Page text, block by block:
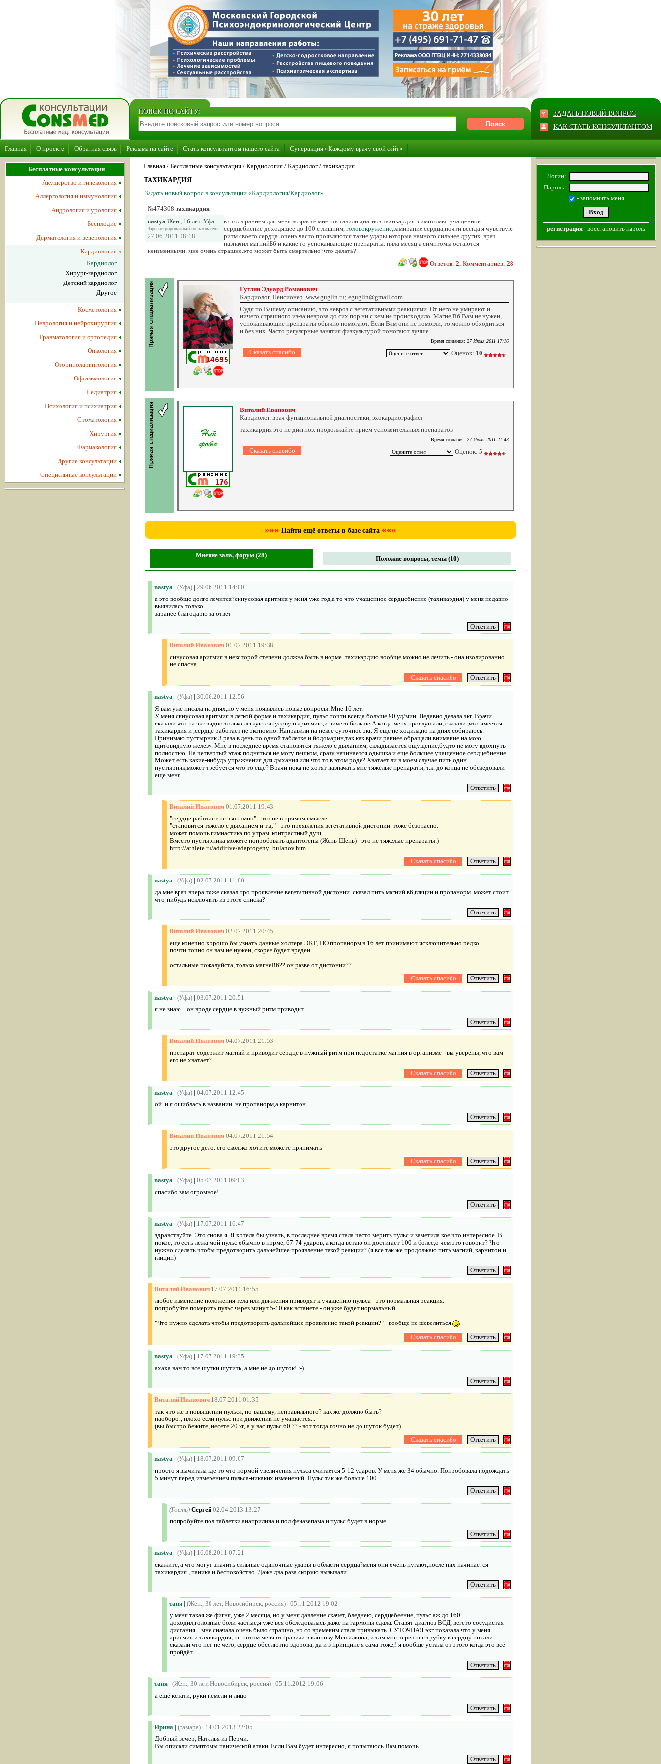
ПОИСК ПО САЙТУ:
ЗАДАТЬ НОВЫЙ ВОПРОС
КАК СТАТЬ КОНСУЛЬТАНТОМ
Главная О проекте Обратная связь Реклама на сайте Стать консультантом нашего сайта Суперакция «Каждому врачу свой сайт»
Главная / Бесплатные консультации / Кардиология / Кардиолог / тахикардия
ТАХИКАРДИЯ
Задать новый вопрос в консультации «Кардиология/Кардиолог»
№474308 тахикардия
nastya Жен., 16 лет. Уфа
Зарегистрированный пользователь
27.06.2011 08:18
в столь раннем для меня возрасте мне поставили диагноз тахикардия. симптомы: учащенное
сердцебиение доходящее до 100 с лишним, головокружение,замирание сердца,почти всегда я чувствую
ритм своего сердца. очень часто проявляются такие удары которые намного сильнее других. врач
назначил магнийБ6 и какие то успокаивающие препараты. пила месяц а симптомы остаются
неизменными. мне очень страшно.это может быть смертельно?что делать?
Ответов: 2; Комментариев: 28
Гуглин Эдуард Романович
Кардиолог. Пенсионер. www.guglin.ru; eguglin@gmail.com
Судя по Вашему описанию, это невроз с вегетативными реакциями. От него не умирают и
ничего страшного из-за невроза до сих пор ни с кем не происходило. Магне В6 Вам не нужен,
успокаивающие препараты обычно помогают. Если Вам они не помогли, то можно обходиться
и без них. Часто регулярные занятия физкультурой помогают лучше.
Время создания: 27 Июня 2011 17:16
Оценок: 10
Виталий Иванович
Кардиолог, врач функциональной диагностики, эхокардиографист
тахикардия это не диагноз. продолжайте прием успокоительных препаратов
Время создания: 27 Июня 2011 21:43
Оценок: 5
»»» Найти ещё ответы в базе сайта «««
Мнение зала, форум (28) Похожие вопросы, темы (10)
nastya | (Уфа) | 29.06.2011 14:00
а это вообще долго лечится?синусовая аритмия у меня уже год,а то что учащенное сердцебиение (тахикардия) у меня недавно
выявилась только.
заранее благодарю за ответ
Виталий Иванович 01.07.2011 19:38
синусовая аритмия в некоторой степени должна быть в норме. тахикардию вообще можно не лечить - она изолированно
не опасна
nastya | (Уфа) | 30.06.2011 12:56
Я вам уже писала на днях,но у меня появились новые вопросы. Мне 16 лет.
У меня синусовая аритмия в легкой форме и тахикардия, пульс почти всегда больше 90 уд/мин. Недавно делала экг. Врачи
сказали что на экг видно только легкую синусовую аритмию,и ничего больше.А когда меня прослушали, сказали ,что имеется
тахикардия и ,сердце работает не экономно. Направили на некое суточное экг. Я еще не ходила,но на днях собираюсь.
Принимаю пустырник 3 раза в день по одной таблетке и йодомарин,так как врачи раннее обращали внимание на мою
щитовидную железу. Мне в последнее время становится тяжело с дыханием, складывается ощущение,будто не могу вдохнуть
полностью. На четвертый этаж подняться не могу пешком, сразу начинается одышка и еще большее учащенное сердцебиение.
Может есть какие-нибудь упражнения для дыхания или что то в этом роде? Хватает ли в моем случае пить один
пустырник,может требуется что то еще? Врачи пока не хотят назначать мне тяжелые препараты, т.к. до конца не обследовали
еще меня.
Виталий Иванович 01.07.2011 19:43
"сердце работает не экономно" - это не в прямом смысле.
"становится тяжело с дыханием и т.д." - это проявления вегетативной дистонии. тоже безопасно.
может помочь гимнастика по утрам, контрастный душ.
Вместо пустырника можете попробовать адаптогены (Жень-Шень) - это не тяжелые препараты.)
http://athlete.ru/additive/adaptogeny_bulanov.htm
nastya | (Уфа) | 02.07.2011 11:00
да.мне врач вчера тоже сказал про проявление вегетативной дистонии. сказал пить магний в6,глицин и пропанорм. может стоит
что-нибудь исключить из этого списка?
Виталий Иванович 02.07.2011 20:45
еще конечно хорошо бы узнать данные холтера ЭКГ, НО пропанорм в 16 лет принимают исключительно редко.
почти точно он вам не нужен, скорее будет вреден.
остальные пожалуйста, только магнеВ6?? он разве от дистонии??
nastya | (Уфа) | 03.07.2011 20:51
я не знаю... он вроде сердце в нужный ритм приводит
Виталий Иванович 04.07.2011 21:53
препарат содержит магний и приводит сердце в нужный ритм при недостатке магния в организме - вы уверены, что вам
его не хватает?
nastya | (Уфа) | 04.07.2011 12:45
ой..и я ошиблась в названии..не пропанорм,а карнитон
Виталий Иванович 04.07.2011 21:54
это другое дело. его сколько хотите можете принимать
nastya | (Уфа) | 05.07.2011 09:03
спасибо вам огромное!
nastya | (Уфа) | 17.07.2011 16:47
здравствуйте. Это снова я. Я хотела бы узнать, в последнее время стала часто мерить пульс и заметила кое что интересное. В
покое, то есть лежа мой пульс обычно в норме, 67-74 ударов, а когда встаю он достигает 100 и более,о чем это говорит? Что
нужно сделать чтобы предотворить дальнейшее проявление такой реакции? (я все так же продолжаю пить магний, карнитон и
глицин)
Виталий Иванович 17.07.2011 16:55
любое изменение положения тела или движения приводят к учащению пульса - это нормальная реакция.
попробуйте померить пульс через минут 5-10 как встанете - он уже будет нормальный
"Что нужно сделать чтобы предотворить дальнейшее проявление такой реакции?" - вообще не шевелиться
nastya | (Уфа) | 17.07.2011 19:35
ахаха вам то все шутки шутить, а мне не до шуток! :-)
Виталий Иванович 18.07.2011 01:35
так что же в повышении пульса, по-вашему, неправильного? как же должно быть?
наоборот, плохо если пульс при движении не учащается...
(вы быстро бежите, несете 20 кг, а у вас пульс 60 ?? - вот тогда точно не до шуток будет)
nastya | (Уфа) | 18.07.2011 09:07
просто я вычитала где то что нормой увеличения пульса считается 5-12 ударов. У меня же 34 обычно. Попробовала подождать
5 минут перед измерением пульса-никаких изменений. Пульс так же больше 100.
(Гость) Сергей 02.04.2013 13:27
попробуйте пол таблетки анаприлина и пол феназепама и пульс будет в норме
nastya | (Уфа) | 16.08.2011 07:21
скажите, а что могут значить сильные одиночные удары в области сердца?меня они очень пугают,после них начинается
тахикардия , паника и беспокойство. Даже два раза скорую вызывали
таня | (Жен., 30 лет, Новосибирск, россия) | 05.11.2012 19:02
у меня такая же фигня, уже 2 месяца, но у меня давление скачет, бледнею, сердцебеение, пульс аж до 160
доходил,головные боли частые,я уже вся обследовалась даже на гармоны сдала. Ставят диагноз ВСД, вегето сосудистая
дистания... мне сначала очень было страшно, но со временим стала привыкать. СУТОЧНАЯ экг показала что у меня
аритмия и тахикардия, но потом меня отправили в клинику Мешалкина, и там мне через нос трубку к сердцу пихали
сказали что нет не чего, сердце обсолютно здорова, да и в принципе я сама тоже,! я вообще устала от этого когда это всё
пройдёт
таня | (Жен., 30 лет, Новосибирск, россия) | 05.11.2012 19:06
а ещё кстати, руки немели и лицо
Ирина | (самара) | 14.01.2013 22:05
Добрый вечер, Наталья из Перми.
Вы описали симптомы панической атаки. Если Вам будет интересно, я попытаюсь Вам помочь.
Бесплатные консультации
Акушерство и гинекология
Аллергология и иммунология
Андрология и урология
Бесплодие
Дерматология и венерология
Кардиология
Кардиолог
Хирург-кардиолог
Детский кардиолог
Другое
Косметология
Неврология и нейрохирургия
Травматология и ортопедия
Онкология
Оториноларингология
Офтальмология
Педиатрия
Психология и психиатрия
Стоматология
Хирургия
Фармакология
Другие консультации
Специальные консультации
Логин:
Пароль:
- запомнить меня
регистрация | восстановить пароль